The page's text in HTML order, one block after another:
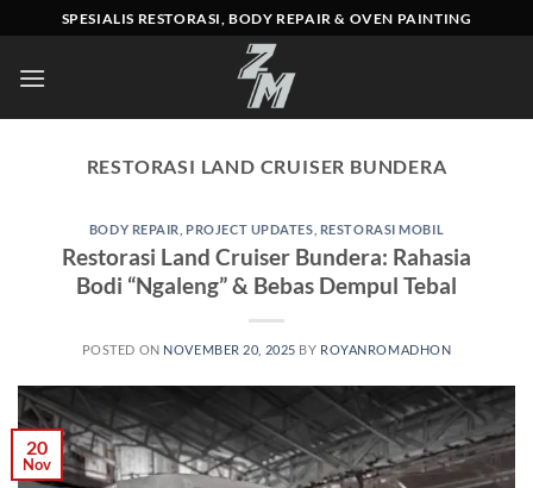
to
content
SPESIALIS RESTORASI, BODY REPAIR & OVEN PAINTING
RESTORASI LAND CRUISER BUNDERA
BODY REPAIR PROJECT UPDATES RESTORASI MOBIL
Restorasi Land Cruiser Bundera: Rahasia
Bodi “Ngaleng” & Bebas Dempul Tebal
POSTED ON NOVEMBER 20, 2025 BY ROYANROMADHON
20
Nov